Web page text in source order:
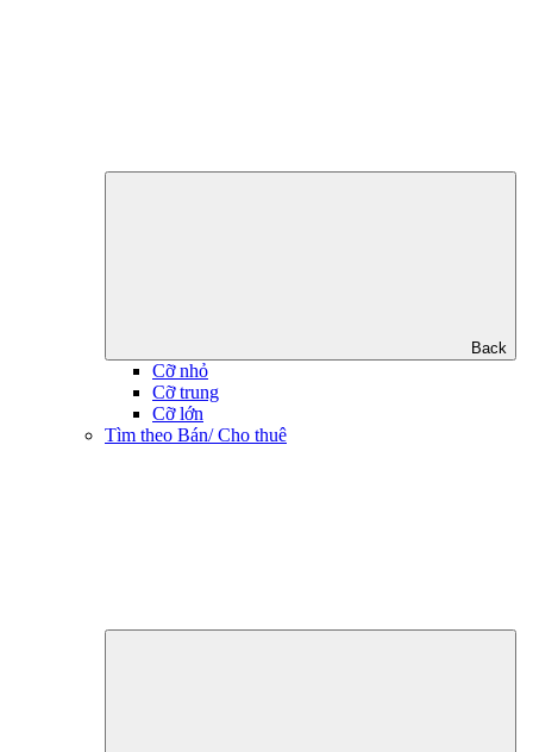
Back
Cỡ nhỏ
Cỡ trung
Cỡ lớn
Tìm theo Bán/ Cho thuê